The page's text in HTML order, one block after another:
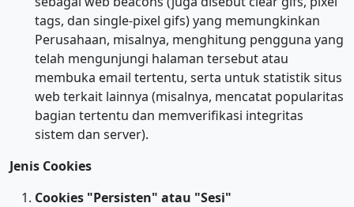
tags, dan single-pixel gifs) yang memungkinkan
Perusahaan, misalnya, menghitung pengguna yang
telah mengunjungi halaman tersebut atau
membuka email tertentu, serta untuk statistik situs
web terkait lainnya (misalnya, mencatat popularitas
bagian tertentu dan memverifikasi integritas
sistem dan server).
Jenis Cookies
Cookies "Persisten" atau "Sesi"